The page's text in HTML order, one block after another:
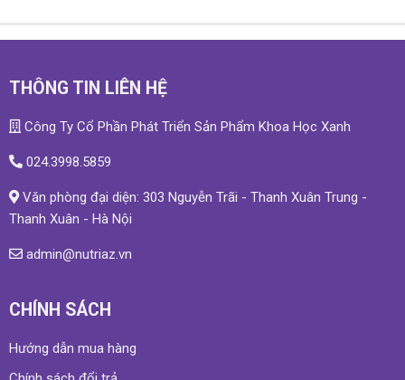
THÔNG TIN LIÊN HỆ
Công Ty Cổ Phần Phát Triển Sản Phẩm Khoa Học Xanh
024.3998.5859
Văn phòng đại diện: 303 Nguyễn Trãi - Thanh Xuân Trung -
Thanh Xuân - Hà Nội
admin@nutriaz.vn
CHÍNH SÁCH
Hướng dẫn mua hàng